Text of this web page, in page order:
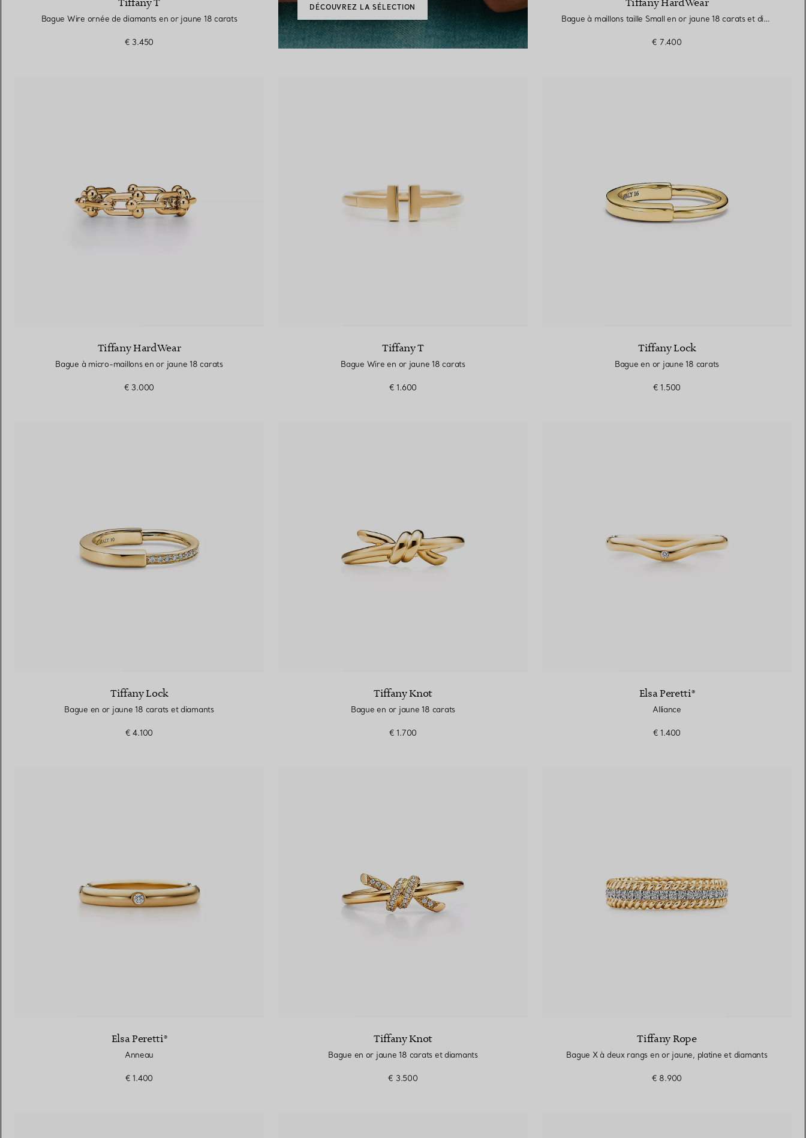
Tiffany T
Bague Wire ornée de diamants en or jaune 18 carats
€ 3.450
DÉCOUVREZ LA SÉLECTION Tiffany HardWear
Bague à maillons taille Small en or jaune 18 carats et diamants
€ 7.400
Tiffany HardWear
Bague à micro-maillons en or jaune 18 carats
€ 3.000
Tiffany T
Bague Wire en or jaune 18 carats
€ 1.600
Tiffany Lock
Bague en or jaune 18 carats
€ 1.500
Tiffany Lock
Bague en or jaune 18 carats et diamants
€ 4.100
Tiffany Knot
Bague en or jaune 18 carats
€ 1.700
Elsa Peretti®
Alliance
€ 1.400
Elsa Peretti®
Anneau
€ 1.400
Tiffany Knot
Bague en or jaune 18 carats et diamants
€ 3.500
Tiffany Rope
Bague X à deux rangs en or jaune, platine et diamants
€ 8.900